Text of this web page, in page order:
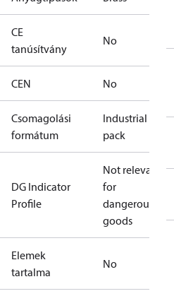
CE
tanúsítvány
No
CEN No
Csomagolási
formátum
Industrial
pack
DG Indicator
Profile
Not relevant
for
dangerous
goods
Elemek
tartalma
No